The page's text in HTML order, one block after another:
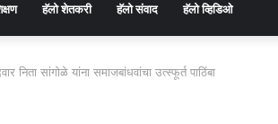
⁠हॅलो शेतकरी ⁠हॅलो संवाद ⁠हॅलो व्हिडिओ
सांगोळे यांना समाजबांधवांचा उत्स्फूर्त पाठिंबा